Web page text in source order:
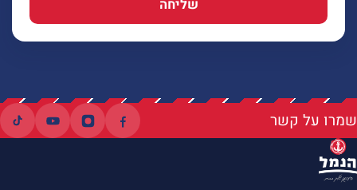
שליחה
שמרו על קשר